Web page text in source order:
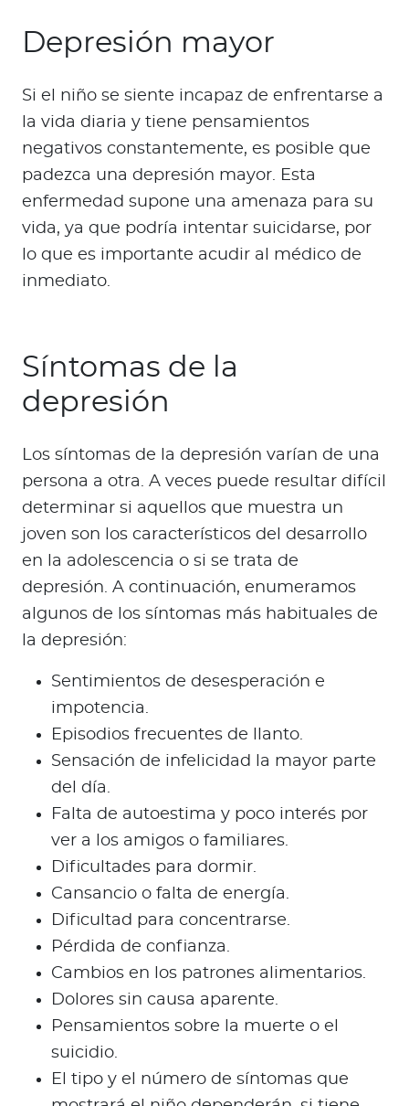
Depresión mayor
Si el niño se siente incapaz de enfrentarse a
la vida diaria y tiene pensamientos
negativos constantemente, es posible que
padezca una depresión mayor. Esta
enfermedad supone una amenaza para su
vida, ya que podría intentar suicidarse, por
lo que es importante acudir al médico de
inmediato.
Síntomas de la
depresión
Los síntomas de la depresión varían de una
persona a otra. A veces puede resultar difícil
determinar si aquellos que muestra un
joven son los característicos del desarrollo
en la adolescencia o si se trata de
depresión. A continuación, enumeramos
algunos de los síntomas más habituales de
la depresión:
Sentimientos de desesperación e
impotencia.
Episodios frecuentes de llanto.
Sensación de infelicidad la mayor parte
del día.
Falta de autoestima y poco interés por
ver a los amigos o familiares.
Dificultades para dormir.
Cansancio o falta de energía.
Dificultad para concentrarse.
Pérdida de confianza.
Cambios en los patrones alimentarios.
Dolores sin causa aparente.
Pensamientos sobre la muerte o el
suicidio.
El tipo y el número de síntomas que